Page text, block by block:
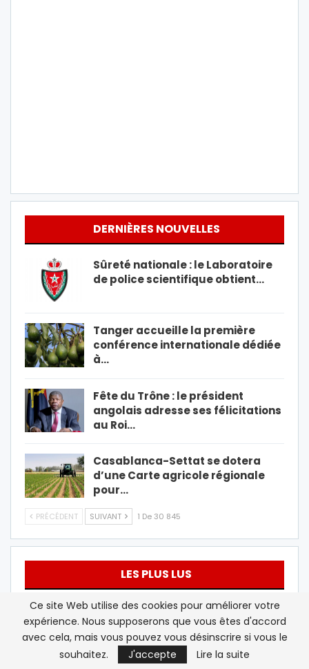
DERNIÈRES NOUVELLES
Sûreté nationale : le Laboratoire
de police scientifique obtient…
Tanger accueille la première
conférence internationale dédiée
à…
Fête du Trône : le président
angolais adresse ses félicitations
au Roi…
Casablanca-Settat se dotera
d’une Carte agricole régionale
pour…
PRÉCÉDENT SUIVANT 1 De 30 845
LES PLUS LUS
France/ Polisario: sortir de la zone grise
Beur FM/Israël: Rose Ameziane dénonce les
« agissements antisémites »…
Ce site Web utilise des cookies pour améliorer votre
expérience. Nous supposerons que vous êtes d'accord
avec cela, mais vous pouvez vous désinscrire si vous le
souhaitez.
J'accepte Lire la suite